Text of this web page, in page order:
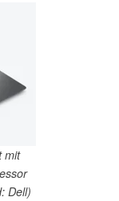
mit
Dell)